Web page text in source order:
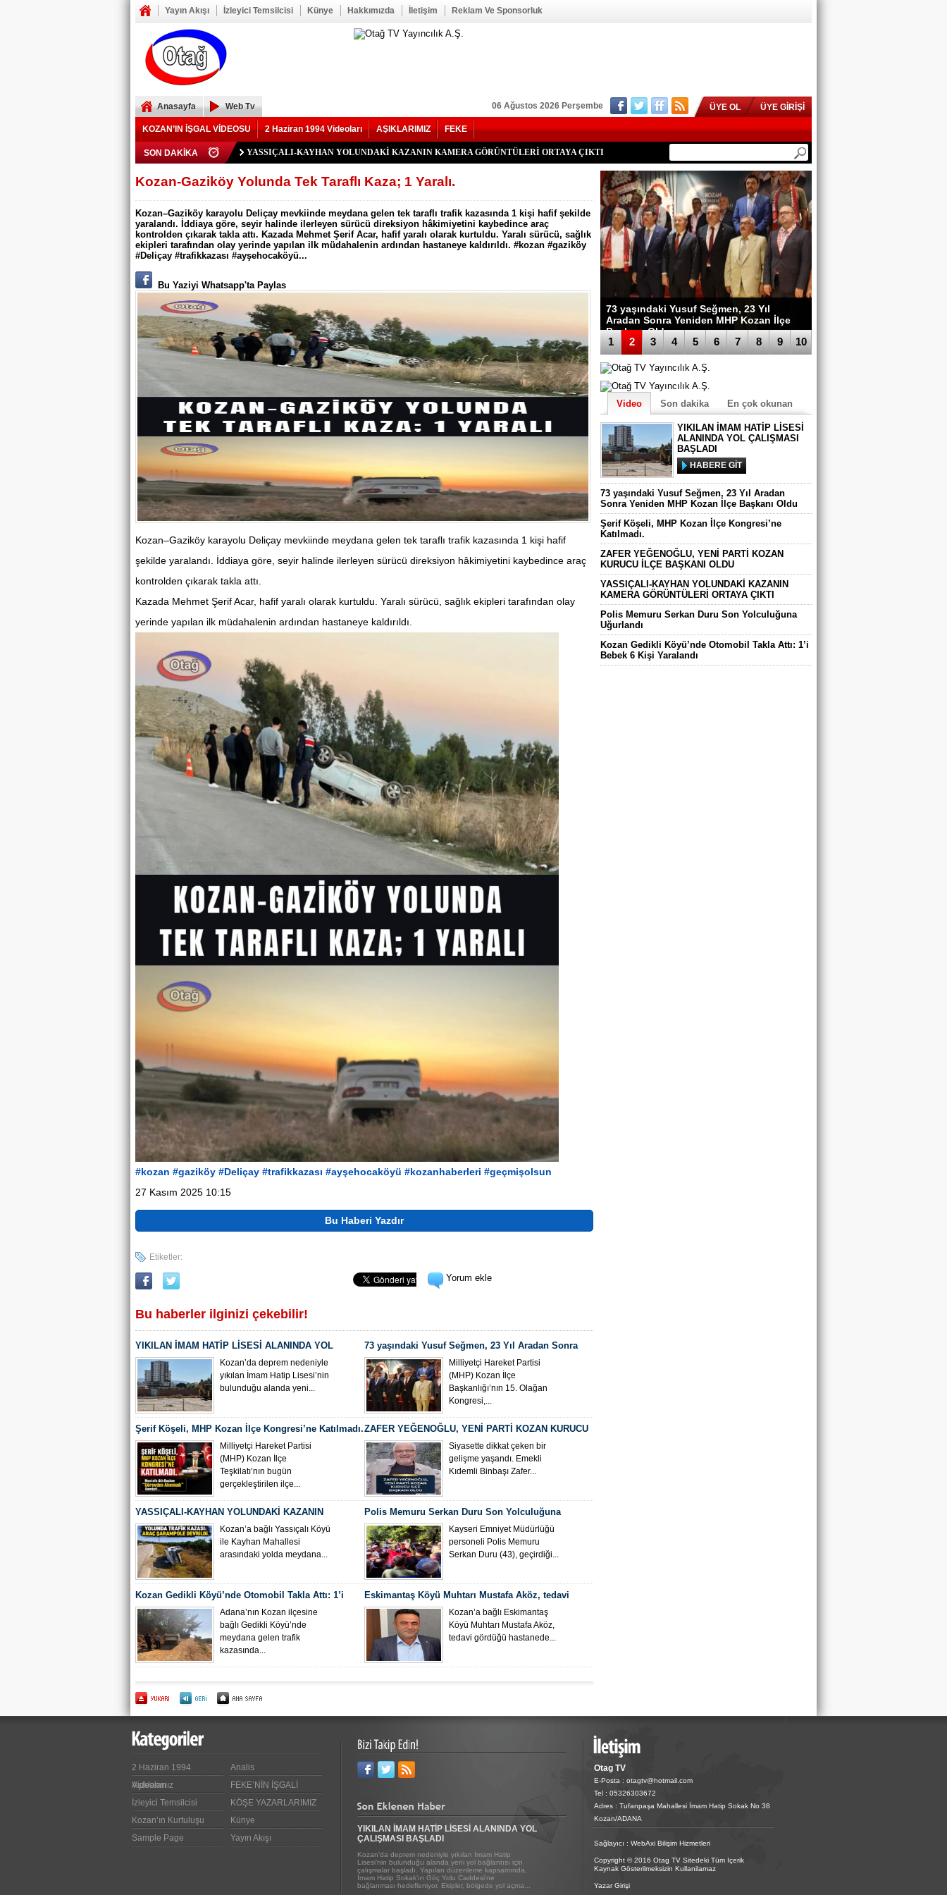
Yayın Akışı İzleyici Temsilcisi Künye Hakkımızda İletişim Reklam Ve Sponsorluk
Anasayfa Web Tv
KOZAN’IN İŞGAL VİDEOSU 2 Haziran 1994 Videoları AŞIKLARIMIZ FEKE
SON DAKİKA
YIKILAN İMAM HATİP LİSESİ ALANINDA YOL ÇALIŞMASI BAŞLADI
73 yaşındaki Yusuf Seğmen, 23 Yıl Aradan Sonra Yeniden MHP Kozan İlçe Başkanı Oldu
Şerif Köşeli, MHP Kozan İlçe Kongresi’ne Katılmadı.
ZAFER YEĞENOĞLU, YENİ PARTİ KOZAN KURUCU İLÇE BAŞKANI OLDU
YASSIÇALI-KAYHAN YOLUNDAKİ KAZANIN KAMERA GÖRÜNTÜLERİ ORTAYA ÇIKTI
Polis Memuru Serkan Duru Son Yolculuğuna Uğurlandı
Kozan Gedikli Köyü’nde Otomobil Takla Attı: 1’i Bebek 6 Kişi Yaralandı
Eskimantaş Köyü Muhtarı Mustafa Aköz, tedavi gördüğü hastanede hayatını kaybetti.
FEKE’DE ELEKTRİK TEPKİSİ: ÇONDU KÖYÜNDE 5 YILDIR KARANLIKTA YAŞIYORUZ.
KOZAN’DA TRAFİK KAZASI 7 KİŞİ YARALANDI
BÖBREKLERİ İKİ HASTAYA UMUT OLDU
DAMDAN DÜŞEN OĞUZHAN BÜYÜMEZ, 4 GÜNLÜK YAŞAM SAVAŞINI KAYBETTİ
Feke’de Yeni Parti İlçe Başkanlığı İçin Öncü Tok İsmi Gündemde
Kozan’daki Orman Yangını Büyük Oranda Kontrol Altına Alındı
Mansurlu Yol Kavşağı’nda İki Otomobil Çarpıştı: 2 Yaralı
ÜYE OL ÜYE GİRİŞİ
06 Ağustos 2026 Perşembe
73 yaşındaki Yusuf Seğmen, 23 Yıl
Aradan Sonra Yeniden MHP Kozan İlçe
Başkanı Oldu
1 2 3 4 5 6 7 8 9 10
Video Son dakika En çok okunan
YIKILAN İMAM HATİP LİSESİ
ALANINDA YOL ÇALIŞMASI
BAŞLADI
HABERE GİT
73 yaşındaki Yusuf Seğmen, 23 Yıl Aradan
Sonra Yeniden MHP Kozan İlçe Başkanı Oldu
Şerif Köşeli, MHP Kozan İlçe Kongresi’ne
Katılmadı.
ZAFER YEĞENOĞLU, YENİ PARTİ KOZAN
KURUCU İLÇE BAŞKANI OLDU
YASSIÇALI-KAYHAN YOLUNDAKİ KAZANIN
KAMERA GÖRÜNTÜLERİ ORTAYA ÇIKTI
Polis Memuru Serkan Duru Son Yolculuğuna
Uğurlandı
Kozan Gedikli Köyü’nde Otomobil Takla Attı: 1’i
Bebek 6 Kişi Yaralandı
Kozan-Gaziköy Yolunda Tek Taraflı Kaza; 1 Yaralı.
Kozan–Gaziköy karayolu Deliçay mevkiinde meydana gelen tek taraflı trafik kazasında 1 kişi hafif şekilde
yaralandı. İddiaya göre, seyir halinde ilerleyen sürücü direksiyon hâkimiyetini kaybedince araç
kontrolden çıkarak takla attı. Kazada Mehmet Şerif Acar, hafif yaralı olarak kurtuldu. Yaralı sürücü, sağlık
ekipleri tarafından olay yerinde yapılan ilk müdahalenin ardından hastaneye kaldırıldı. #kozan #gaziköy
#Deliçay #trafikkazası #ayşehocaköyü...
Bu Yaziyi Whatsapp'ta Paylas
Kozan–Gaziköy karayolu Deliçay mevkiinde meydana gelen tek taraflı trafik kazasında 1 kişi hafif
şekilde yaralandı. İddiaya göre, seyir halinde ilerleyen sürücü direksiyon hâkimiyetini kaybedince araç
kontrolden çıkarak takla attı.
Kazada Mehmet Şerif Acar, hafif yaralı olarak kurtuldu. Yaralı sürücü, sağlık ekipleri tarafından olay
yerinde yapılan ilk müdahalenin ardından hastaneye kaldırıldı.
#kozan #gaziköy #Deliçay #trafikkazası #ayşehocaköyü #kozanhaberleri #geçmişolsun
27 Kasım 2025 10:15
Bu Haberi Yazdır
Etiketler:
Yorum ekle
Bu haberler ilginizi çekebilir!
YIKILAN İMAM HATİP LİSESİ ALANINDA YOL
ÇALIŞMASI BAŞLADIKozan’da deprem nedeniyle
yıkılan İmam Hatip Lisesi’nin
bulunduğu alanda yeni...
73 yaşındaki Yusuf Seğmen, 23 Yıl Aradan Sonra
Yeniden MHP Kozan İlçe Başkanı Oldu
Milliyetçi Hareket Partisi
(MHP) Kozan İlçe
Başkanlığı’nın 15. Olağan
Kongresi,...
Şerif Köşeli, MHP Kozan İlçe Kongresi’ne Katılmadı.
Milliyetçi Hareket Partisi
(MHP) Kozan İlçe
Teşkilatı’nın bugün
gerçekleştirilen ilçe...
ZAFER YEĞENOĞLU, YENİ PARTİ KOZAN KURUCU
İLÇE BAŞKANI OLDUSiyasette dikkat çeken bir
gelişme yaşandı. Emekli
Kıdemli Binbaşı Zafer...
YASSIÇALI-KAYHAN YOLUNDAKİ KAZANIN
KAMERA GÖRÜNTÜLERİ ORTAYA ÇIKTI
Kozan’a bağlı Yassıçalı Köyü
ile Kayhan Mahallesi
arasındaki yolda meydana...
Polis Memuru Serkan Duru Son Yolculuğuna
Uğurlandı
Kayseri Emniyet Müdürlüğü
personeli Polis Memuru
Serkan Duru (43), geçirdiği...
Kozan Gedikli Köyü’nde Otomobil Takla Attı: 1’i
Bebek 6 Kişi YaralandıAdana’nın Kozan ilçesine
bağlı Gedikli Köyü’nde
meydana gelen trafik
kazasında...
Eskimantaş Köyü Muhtarı Mustafa Aköz, tedavi
gördüğü hastanede hayatını kaybetti.
Kozan’a bağlı Eskimantaş
Köyü Muhtarı Mustafa Aköz,
tedavi gördüğü hastanede...
2 Haziran 1994
Videoları
Analis
Aşıklarımız
FEKE’NİN İŞGALİ
İzleyici Temsilcisi
KÖŞE YAZARLARIMIZ
Kozan’ın Kurtuluşu
Künye
Sample Page
Yayın Akışı
YIKILAN İMAM HATİP LİSESİ ALANINDA YOL
ÇALIŞMASI BAŞLADI
Kozan’da deprem nedeniyle yıkılan İmam Hatip
Lisesi’nin bulunduğu alanda yeni yol bağlantısı için
çalışmalar başladı. Yapılan düzenleme kapsamında,
İmam Hatip Sokak’ın Göç Yolu Caddesi’ne
bağlanması hedefleniyor. Ekipler, bölgede yol açma...
Otag TV
E-Posta : otagtv@hotmail.com
Tel : 05326303672
Adres : Tufanpaşa Mahallesi İmam Hatip Sokak No 38
Kozan/ADANA
Sağlayıcı : WebAxi Bilişim Hizmetleri
Copyright © 2016 Otag TV Sitedeki Tüm Içerik
Kaynak Gösterilmeksizin Kullanilamaz
Yazar Girişi